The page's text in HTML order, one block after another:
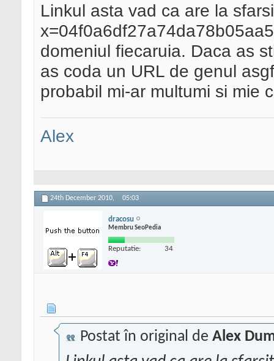
Linkul asta vad ca are la
domeniul fiecaruia. Daca as
as coda un URL de genul
probabil mi-ar multumi si mie
Alex
24th December 2010, 05:03
dracosu
Membru SeoPedia
Reputatie: 34
Postat în original de Alex